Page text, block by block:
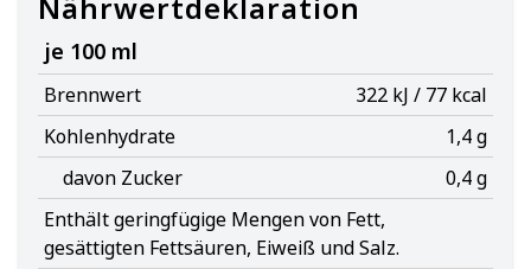
je 100 ml
Brennwert
322 kJ / 77 kcal
Kohlenhydrate
1,4 g
davon Zucker
0,4 g
Enthält geringfügige Mengen von Fett,
gesättigten Fettsäuren, Eiweiß und Salz.